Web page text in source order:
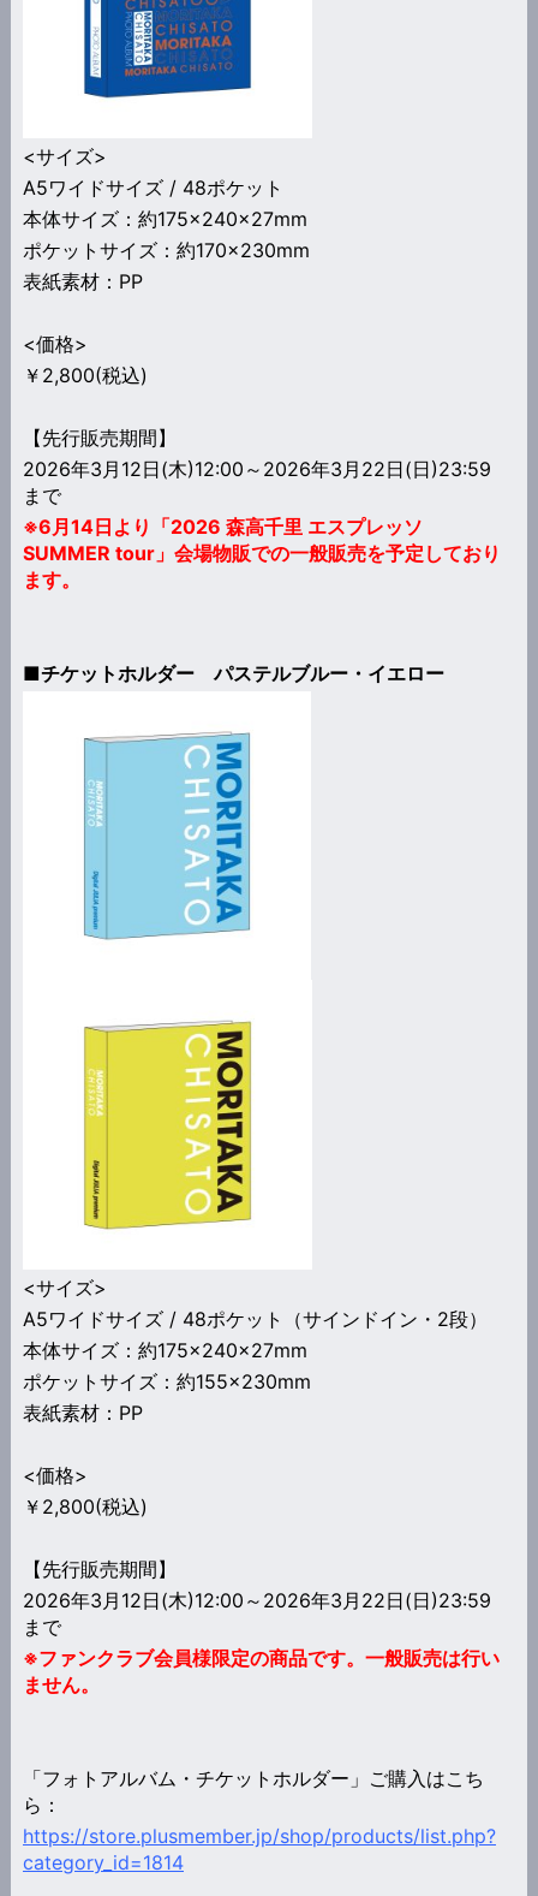
<サイズ>
A5ワイドサイズ / 48ポケット
本体サイズ：約175×240×27mm
ポケットサイズ：約170×230mm
表紙素材：PP
<価格>
￥2,800(税込)
【先行販売期間】
2026年3月12日(木)12:00～2026年3月22日(日)23:59
まで
※6月14日より「2026 森高千里 エスプレッソ
SUMMER tour」会場物販での一般販売を予定しており
ます。
■チケットホルダー パステルブルー・イエロー
<サイズ>
A5ワイドサイズ / 48ポケット（サインドイン・2段）
本体サイズ：約175×240×27mm
ポケットサイズ：約155×230mm
表紙素材：PP
<価格>
￥2,800(税込)
【先行販売期間】
2026年3月12日(木)12:00～2026年3月22日(日)23:59
まで
※ファンクラブ会員様限定の商品です。一般販売は行い
ません。
「フォトアルバム・チケットホルダー」 ご購入はこち
ら：
https://store.plusmember.jp/shop/products/list.php?
category_id=1814